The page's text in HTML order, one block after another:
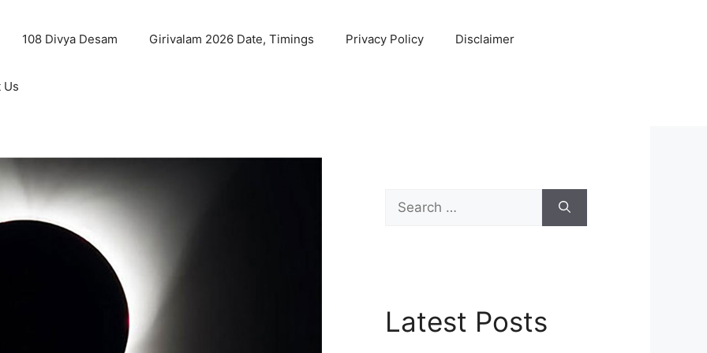
108 Divya Desam Girivalam 2026 Date, Timings Privacy Policy Disclaimer
Us
Search
for:
Latest Posts